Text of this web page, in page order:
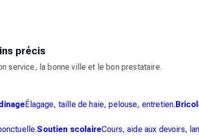
précis
service, la bonne ville et le bon prestataire.
Élagage, taille de haie, pelouse, entretien.
Soutien scolaireCours, aide aux devoirs,